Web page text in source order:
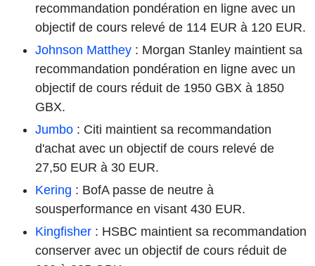
recommandation pondération en ligne avec un
objectif de cours relevé de 114 EUR à 120 EUR.
Johnson Matthey : Morgan Stanley maintient sa
recommandation pondération en ligne avec un
objectif de cours réduit de 1950 GBX à 1850
GBX.
Jumbo : Citi maintient sa recommandation
d'achat avec un objectif de cours relevé de
27,50 EUR à 30 EUR.
Kering : BofA passe de neutre à
sousperformance en visant 430 EUR.
Kingfisher : HSBC maintient sa recommandation
conserver avec un objectif de cours réduit de